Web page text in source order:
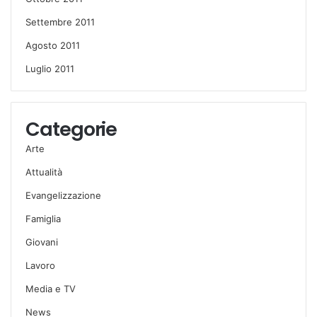
Settembre 2011
Agosto 2011
Luglio 2011
Categorie
Arte
Attualità
Evangelizzazione
Famiglia
Giovani
Lavoro
Media e TV
News